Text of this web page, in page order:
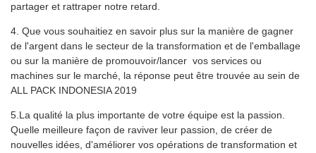
partager et rattraper notre retard.
4. Que vous souhaitiez en savoir plus sur la manière de gagner
de l'argent dans le secteur de la transformation et de l'emballage
ou sur la manière de promouvoir/lancer vos services ou
machines sur le marché, la réponse peut être trouvée au sein de
ALL PACK INDONESIA 2019
5.La qualité la plus importante de votre équipe est la passion.
Quelle meilleure façon de raviver leur passion, de créer de
nouvelles idées, d'améliorer vos opérations de transformation et